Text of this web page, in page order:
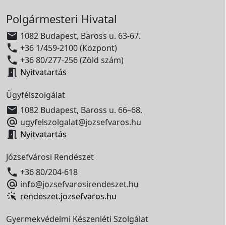
Polgármesteri Hivatal
 1082 Budapest, Baross u. 63-67.
 +36 1/459-2100 (Központ)
 +36 80/277-256 (Zöld szám)
 Nyitvatartás
Ügyfélszolgálat
 1082 Budapest, Baross u. 66–68.
 ugyfelszolgalat@jozsefvaros.hu
 Nyitvatartás
Józsefvárosi Rendészet
 +36 80/204-618
 info@jozsefvarosirendeszet.hu
rendeszet.jozsefvaros.hu
Gyermekvédelmi Készenléti Szolgálat